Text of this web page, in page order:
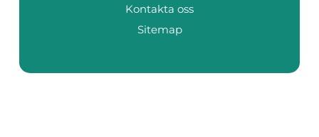
Kontakta oss
Sitemap